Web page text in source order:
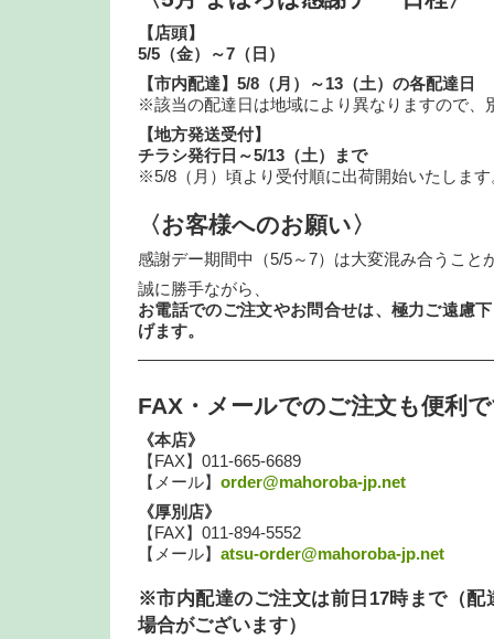
【店頭】
5/5（金）～7（日）
【市内配達】5/8（月）～13（土）の各配達日
※該当の配達日は地域により異なりますので、
【地方発送受付】
チラシ発行日～5/13（土）まで
※5/8（月）頃より受付順に出荷開始いたします
〈お客様へのお願い〉
感謝デー期間中（5/5～7）は大変混み合うこと
誠に勝手ながら、
お電話でのご注文やお問合せは、極力ご遠慮
げます。
FAX・メールでのご注文も便利
《本店》
【FAX】011-665-6689
【メール】 order@mahoroba-jp.net
《厚別店》
【FAX】011-894-5552
【メール】 atsu-order@mahoroba-jp.net
※市内配達のご注文は前日17時まで（配
場合がございます）